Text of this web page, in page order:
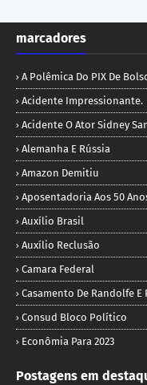
marcadores
A Polêmica Do PIX De
Acidente Impressionante.
Acidente O Ator Sidney
Alemanha E Rússia
Amazon Demitiu
Aposentadoria Aos 50
Auxílio Brasil
Auxílio Reclusão
Camara Federal
Casamento De Randolfe E
Consud Bloco Político
Econômia Para 2023
Postagens em